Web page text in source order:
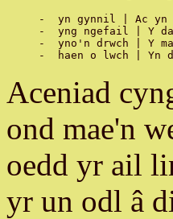
-  yn gynnil | Ac yn
-  yng ngefail | Y
-  yno'n drwch | Y
Aceniad
ond mae'n
oedd yr ail
yr un odl â